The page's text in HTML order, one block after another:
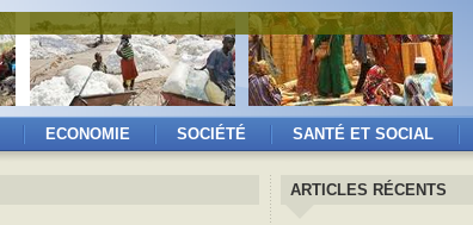
ECONOMIE SOCIÉTÉ SANTÉ ET SOCIAL
ARTICLES RÉCENTS